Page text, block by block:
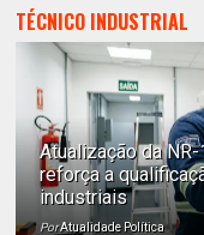
TÉCNICO INDUSTRIAL
Atualização da
reforça a
industriais
PorAtualidade Política